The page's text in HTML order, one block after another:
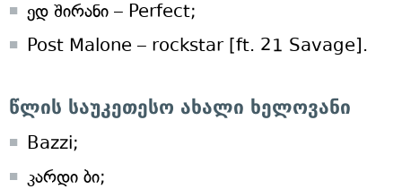
ედ შირანი – Perfect;
Post Malone – rockstar [ft. 21 Savage].
წლის საუკეთესო ახალი ხელოვანი
Bazzi;
კარდი ბი;